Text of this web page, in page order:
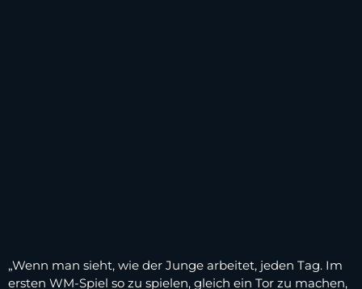
„Wenn man sieht, wie der Junge arbeitet, jeden Tag. Im
ersten WM-Spiel so zu spielen, gleich ein Tor zu machen,